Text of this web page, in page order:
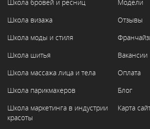
Школа бровей и ресниц
Школа визажа
Школа моды и стиля
Школа шитья
Школа массажа лица и тела
Школа парикмахеров
Школа маркетинга в индустрии
красоты
Модели
Отзывы
Вакансии
Оплата
Блог
Карта